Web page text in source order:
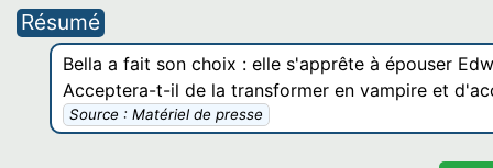
Résumé
Bella a fait son choix : elle s'apprête à épouser
Acceptera-t-il de la transformer en vampire et
Source : Matériel de presse